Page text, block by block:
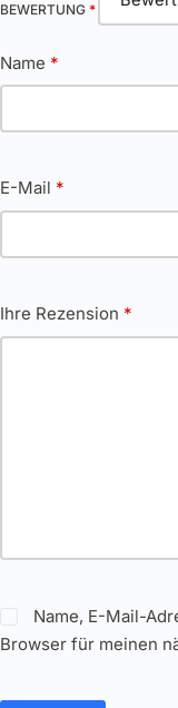
BEWERTUNG *
Name *
E-Mail *
Ihre Rezension *
Name, E-Mail-
Browser für meinen